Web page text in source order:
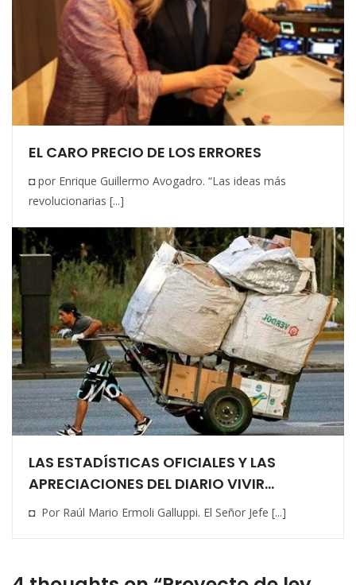
EL CARO PRECIO DE LOS ERRORES
◘ por Enrique Guillermo Avogadro. “Las ideas más
revolucionarias [...]
LAS ESTADÍSTICAS OFICIALES Y LAS
APRECIACIONES DEL DIARIO VIVIR…
◘ Por Raúl Mario Ermoli Galluppi. El Señor Jefe [...]